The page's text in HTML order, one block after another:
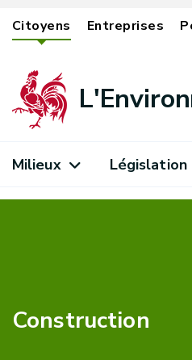
Citoyens Entreprises
Milieux Législation
Construction